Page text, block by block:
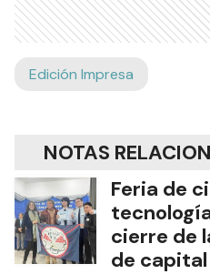
Edición Impresa
NOTAS
Feria de
cierre de
de capital